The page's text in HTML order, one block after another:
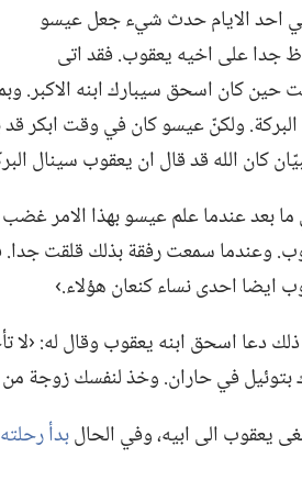
احد الايام حدث شيء جعل عيسو
جدا على اخيه يعقوب.‏ فقد اتى
حين كان اسحق سيبارك ابنه الاكبر.‏
ولكنّ عيسو كان في وقت ابكر
كان الله قد قال ان يعقوب سينال
بعد عندما علم عيسو بهذا الامر
وعندما سمعت رفقة بذلك قلقت جدا.‏
ايضا احدى نساء كنعان هؤلاء.‏›‏
دعا اسحق ابنه يعقوب وقال له:‏
في حاران.‏ وخذ لنفسك زوجة من
يعقوب الى ابيه،‏ وفي الحالبدأ